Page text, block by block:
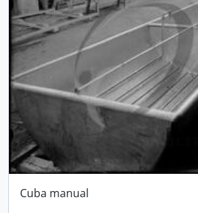
Cuba manual